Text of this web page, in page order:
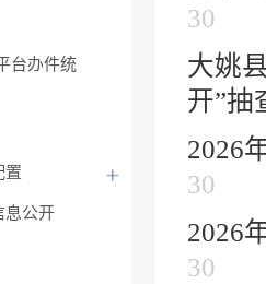
台办件统
置
息公开
30
大姚
开”抽
2026
30
2026
30